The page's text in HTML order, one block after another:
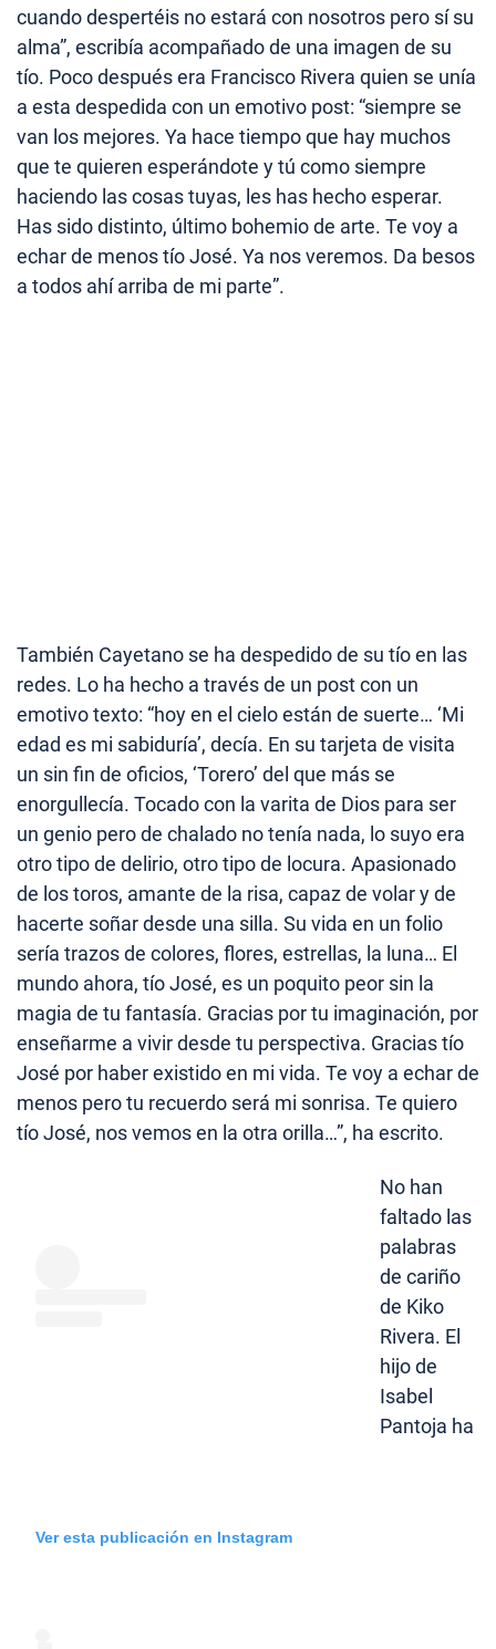
cuando despertéis no estará con nosotros pero sí su
alma”, escribía acompañado de una imagen de su
tío. Poco después era Francisco Rivera quien se unía
a esta despedida con un emotivo post: “siempre se
van los mejores. Ya hace tiempo que hay muchos
que te quieren esperándote y tú como siempre
haciendo las cosas tuyas, les has hecho esperar.
Has sido distinto, último bohemio de arte. Te voy a
echar de menos tío José. Ya nos veremos. Da besos
a todos ahí arriba de mi parte”.
También Cayetano se ha despedido de su tío en las
redes. Lo ha hecho a través de un post con un
emotivo texto: “hoy en el cielo están de suerte… ‘Mi
edad es mi sabiduría’, decía. En su tarjeta de visita
un sin fin de oficios, ‘Torero’ del que más se
enorgullecía. Tocado con la varita de Dios para ser
un genio pero de chalado no tenía nada, lo suyo era
otro tipo de delirio, otro tipo de locura. Apasionado
de los toros, amante de la risa, capaz de volar y de
hacerte soñar desde una silla. Su vida en un folio
sería trazos de colores, flores, estrellas, la luna… El
mundo ahora, tío José, es un poquito peor sin la
magia de tu fantasía. Gracias por tu imaginación, por
enseñarme a vivir desde tu perspectiva. Gracias tío
José por haber existido en mi vida. Te voy a echar de
menos pero tu recuerdo será mi sonrisa. Te quiero
tío José, nos vemos en la otra orilla…”, ha escrito.
Ver esta publicación en Instagram
No han
faltado las
palabras
de cariño
de Kiko
Rivera. El
hijo de
Isabel
Pantoja ha